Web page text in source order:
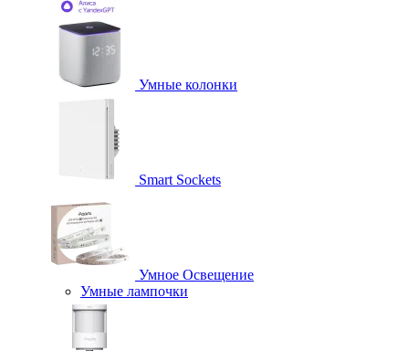
Умные колонки
Smart Sockets
Умное Освещение
Умные лампочки